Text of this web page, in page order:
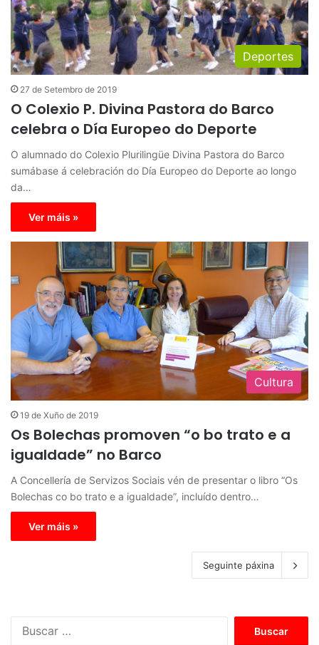
Deportes
27 de Setembro de 2019
O Colexio P. Divina Pastora do Barco
celebra o Día Europeo do Deporte
O alumnado do Colexio Plurilingüe Divina Pastora do Barco
sumábase á celebración do Día Europeo do Deporte ao longo
da…
Ver máis »
Cultura
19 de Xuño de 2019
Os Bolechas promoven “o bo trato e a
igualdade” no Barco
A Concellería de Servizos Sociais vén de presentar o libro “Os
Bolechas co bo trato e a igualdade”, incluído dentro…
Ver máis »
Seguinte páxina